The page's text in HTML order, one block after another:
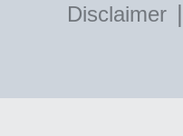
Disclaimer